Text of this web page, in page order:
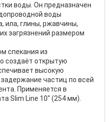
воды. Он предназначен
воды
ила, глины, ржавчины,
загрязнений размером
спекания из
создаёт открытую
высокую
частиц по всей
Применяется в
Slim Line 10″ (254 мм).